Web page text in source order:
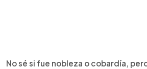
No sé si fue nobleza o cobardía,